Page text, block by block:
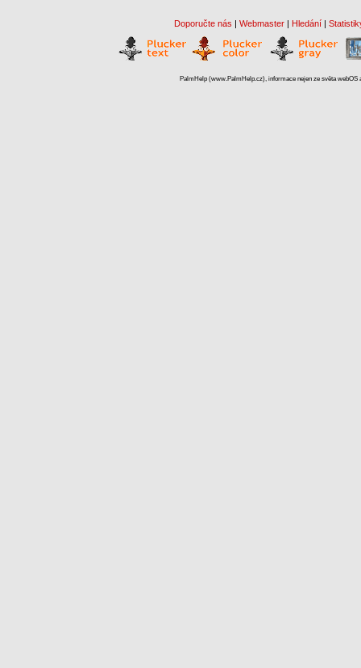
Doporučte nás | Webmaster | Hledání |
PalmHelp (www.PalmHelp.cz), informace nejen ze světa